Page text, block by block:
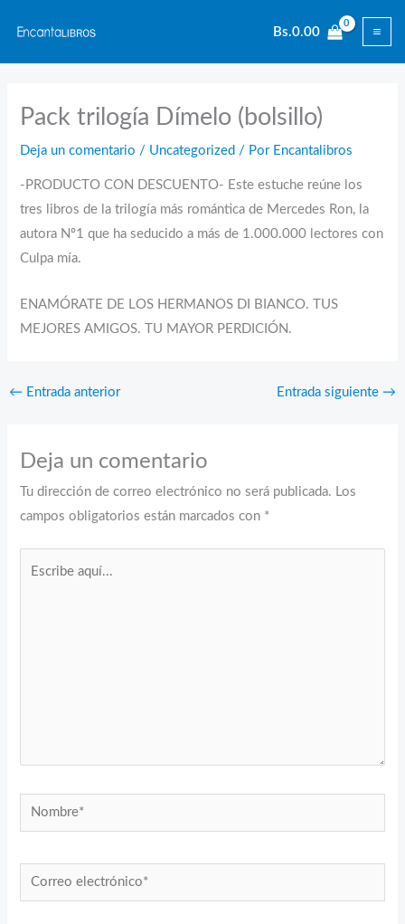
contenido
Bs.0.00
Pack trilogía Dímelo (bolsillo)
Deja un comentario / Uncategorized / Por Encantalibros
-PRODUCTO CON DESCUENTO- Este estuche reúne los
tres libros de la trilogía más romántica de Mercedes Ron, la
autora Nº1 que ha seducido a más de 1.000.000 lectores con
Culpa mía.
ENAMÓRATE DE LOS HERMANOS DI BIANCO. TUS
MEJORES AMIGOS. TU MAYOR PERDICIÓN.
← Entrada anterior Entrada siguiente →
Deja un comentario
Tu dirección de correo electrónico no será publicada. Los
campos obligatorios están marcados con *
Nombre*
Correo
electrónico*